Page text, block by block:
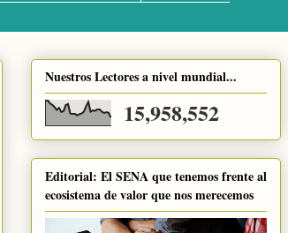
Nuestros Lectores a nivel mundial...
15,958,552
Editorial: El SENA que tenemos frente al
ecosistema de valor que nos merecemos